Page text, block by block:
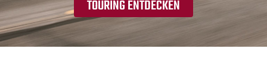
TOURING ENTDECKEN